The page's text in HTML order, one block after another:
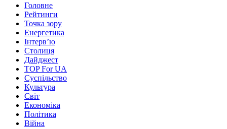
Головне
Рейтинги
Точка зору
Енергетика
Інтерв’ю
Столиця
Дайджест
TOP For UA
Суспiльство
Культура
Світ
Економіка
Політика
Війна